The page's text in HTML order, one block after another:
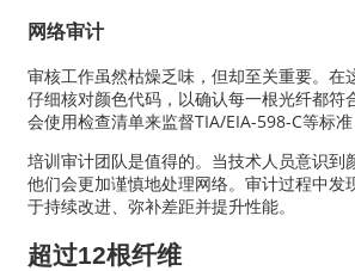
网络审计
审核工作虽然枯燥乏味，但却至关重要。在
仔细核对颜色代码，以确认每一根光纤都符
会使用检查清单来监督TIA/EIA-598-C等标准
培训审计团队是值得的。当技术人员意识到
他们会更加谨慎地处理网络。审计过程中发
于持续改进、弥补差距并提升性能。
超过12根纤维